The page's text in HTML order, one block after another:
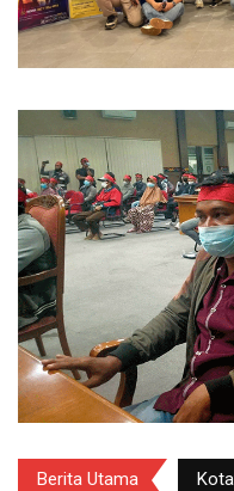
Berita Utama